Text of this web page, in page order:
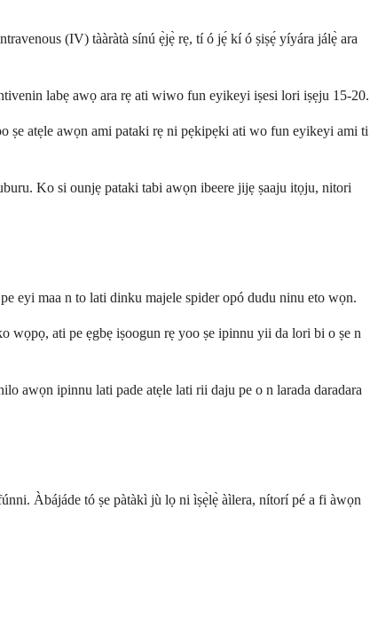
(IV) tààràtà sínú ẹ̀jẹ̀ rẹ, tí ó jẹ́ kí ó ṣiṣẹ́ yíyára jálẹ̀ ara
labẹ awọ ara rẹ ati wiwo fun eyikeyi iṣesi lori iṣẹju 15-20.
atẹle awọn ami pataki rẹ ni pẹkipẹki ati wo fun eyikeyi ami ti
Ko si ounjẹ pataki tabi awọn ibeere jijẹ ṣaaju itọju, nitori
eyi maa n to lati dinku majele spider opó dudu ninu eto wọn.
ati pe ẹgbẹ iṣoogun rẹ yoo ṣe ipinnu yii da lori bi o ṣe n
awọn ipinnu lati pade atẹle lati rii daju pe o n larada daradara
Àbájáde tó ṣe pàtàkì jù lọ ni ìṣẹ̀lẹ̀ àìlera, nítorí pé a fi àwọn